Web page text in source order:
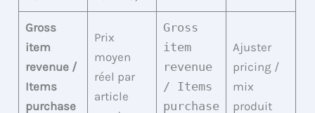
Gross
item
revenue /
Items
purchase
Prix
moyen
réel par
article
Gross
item
revenue
/ Items
purchase
Ajuster
pricing /
mix
produit